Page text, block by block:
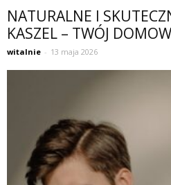
NATURALNE I
KASZEL – TWÓJ
witalnie - 13 maja 2026